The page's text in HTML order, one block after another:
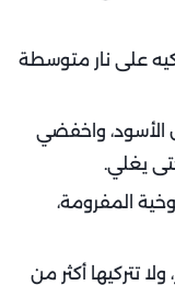
على نار متوسطة
الأسود، واخفضي
حتى يغلي.
المفرومة،
تتركيها أكثر من